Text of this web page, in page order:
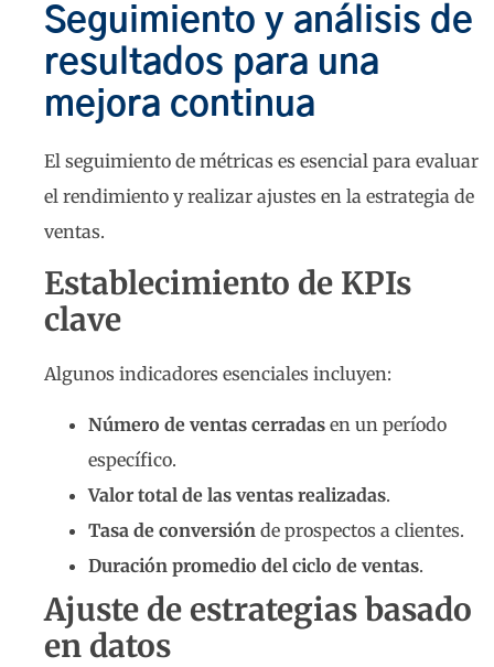
Seguimiento y análisis de
resultados para una
mejora continua
El seguimiento de métricas es esencial para evaluar
el rendimiento y realizar ajustes en la estrategia de
ventas.
Establecimiento de KPIs
clave
Algunos indicadores esenciales incluyen:
Número de ventas cerradas en un período
específico.
Valor total de las ventas realizadas.
Tasa de conversión de prospectos a clientes.
Duración promedio del ciclo de ventas.
Ajuste de estrategias basado
en datos